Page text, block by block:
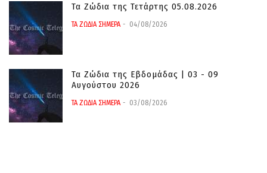
Τα Ζώδια της Τετάρτης 05.08.2026
ΤΑ ΖΩΔΙΑ ΣΗΜΕΡΑ 04/08/2026
Τα Ζώδια της Εβδομάδας | 03 - 09
Αυγούστου 2026
ΤΑ ΖΩΔΙΑ ΣΗΜΕΡΑ 03/08/2026